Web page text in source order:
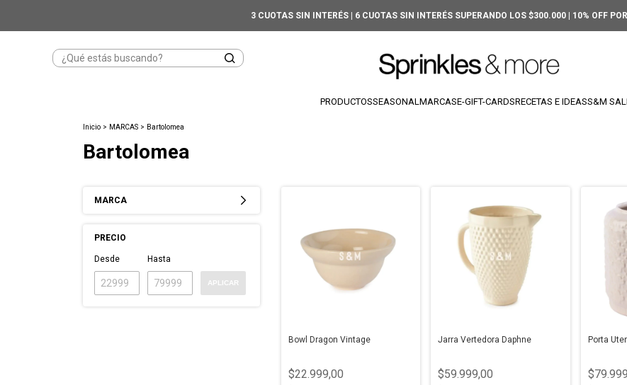
3 CUOTAS SIN INTERÉS | 6 CUOTAS SIN INTERÉS SUPERANDO LOS $300.000 | 10% OFF
PRODUCTOSSEASONALMARCASE-GIFT-CARDSRECETAS E IDEASS&M
Inicio > MARCAS > Bartolomea
Bartolomea
MARCA
PRECIO
Desde Hasta
APLICAR
Bowl Dragon Vintage
$22.999,00
Jarra Vertedora Daphne
$59.999,00
Porta